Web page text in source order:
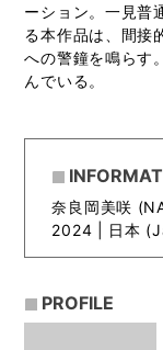
ーション。一見普
る本作品は、間接
への警鐘を鳴らす
んでいる。
奈良岡美咲
2024 | 日本
PROFILE